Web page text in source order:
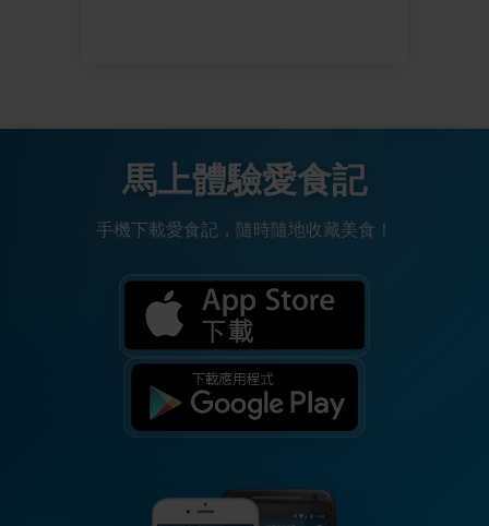
馬上體驗愛食記
手機下載愛食記，隨時隨地收藏美食！